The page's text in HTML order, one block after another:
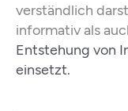
verständlich
informativ als
Entstehung von
einsetzt.